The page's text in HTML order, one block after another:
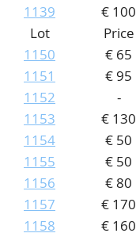
1139
€ 100
Lot
Price
1150
€ 65
1151
€ 95
1152
-
1153
€ 130
1154
€ 50
1155
€ 50
1156
€ 80
1157
€ 170
1158
€ 160